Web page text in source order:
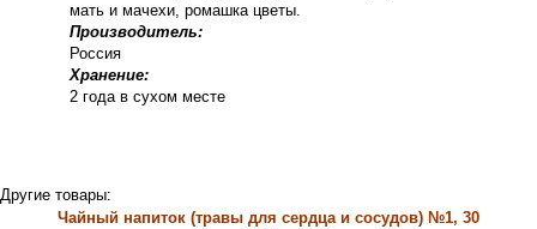
мать и мачехи, ромашка цветы.
Производитель:
Россия
Хранение:
2 года в сухом месте
Другие товары:
Чайный напиток (травы для сердца и сосудов) №1, 30